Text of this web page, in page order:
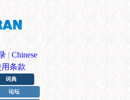
| Chinese
条款
词典
论坛